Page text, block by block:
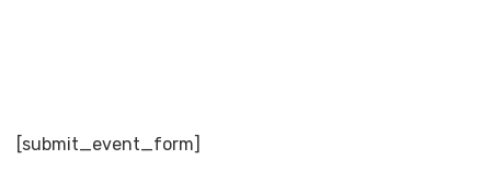
[submit_event_form]